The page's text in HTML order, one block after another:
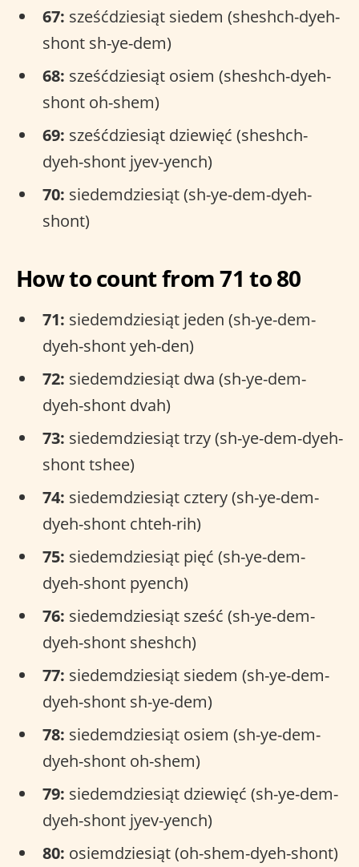
67: sześćdziesiąt siedem (sheshch-dyeh-
shont sh-ye-dem)
68: sześćdziesiąt osiem (sheshch-dyeh-
shont oh-shem)
69: sześćdziesiąt dziewięć (sheshch-
dyeh-shont jyev-yench)
70: siedemdziesiąt (sh-ye-dem-dyeh-
shont)
How to count from 71 to 80
71: siedemdziesiąt jeden (sh-ye-dem-
dyeh-shont yeh-den)
72: siedemdziesiąt dwa (sh-ye-dem-
dyeh-shont dvah)
73: siedemdziesiąt trzy (sh-ye-dem-dyeh-
shont tshee)
74: siedemdziesiąt cztery (sh-ye-dem-
dyeh-shont chteh-rih)
75: siedemdziesiąt pięć (sh-ye-dem-
dyeh-shont pyench)
76: siedemdziesiąt sześć (sh-ye-dem-
dyeh-shont sheshch)
77: siedemdziesiąt siedem (sh-ye-dem-
dyeh-shont sh-ye-dem)
78: siedemdziesiąt osiem (sh-ye-dem-
dyeh-shont oh-shem)
79: siedemdziesiąt dziewięć (sh-ye-dem-
dyeh-shont jyev-yench)
80: osiemdziesiąt (oh-shem-dyeh-shont)